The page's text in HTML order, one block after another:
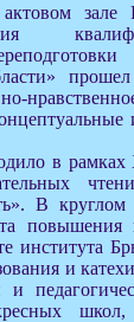
актовом
в
В
повышения
института
и
школ,